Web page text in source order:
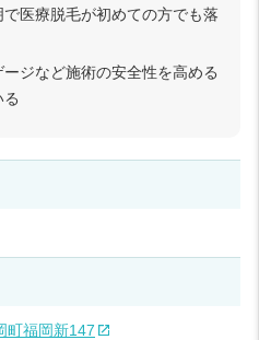
医療脱毛が初めての方でも落
ジなど施術の安全性を高める
町福岡新147